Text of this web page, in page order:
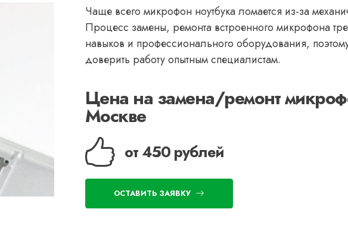
Чаще всего микрофон ноутбука ломается из-за
Процесс замены, ремонта встроенного микрофона
навыков и профессионального оборудования,
доверить работу опытным специалистам.
Цена на замена/ремонт
Москве
от 450 рублей
ОСТАВИТЬ ЗАЯВКУ